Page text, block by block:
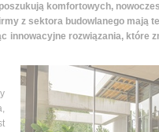
komfortowych,
z sektora budowlanego mają
innowacyjne rozwiązania, które